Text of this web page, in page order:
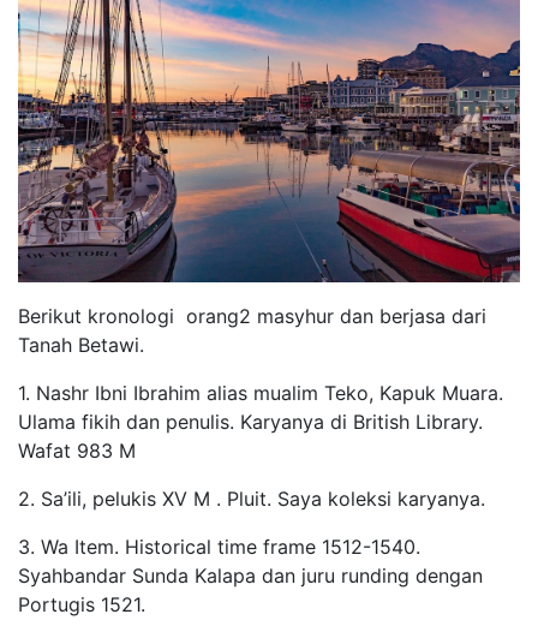
Berikut kronologi orang2 masyhur dan berjasa dari
Tanah Betawi.
1. Nashr Ibni Ibrahim alias mualim Teko, Kapuk Muara.
Ulama fikih dan penulis. Karyanya di British Library.
Wafat 983 M
2. Sa’ili, pelukis XV M . Pluit. Saya koleksi karyanya.
3. Wa Item. Historical time frame 1512-1540.
Syahbandar Sunda Kalapa dan juru runding dengan
Portugis 1521.